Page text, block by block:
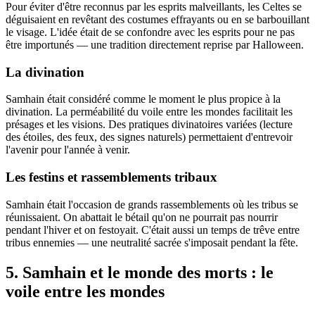
Pour éviter d'être reconnus par les esprits malveillants, les Celtes se
déguisaient en revêtant des costumes effrayants ou en se barbouillant
le visage. L'idée était de se confondre avec les esprits pour ne pas
être importunés — une tradition directement reprise par Halloween.
La divination
Samhain était considéré comme le moment le plus propice à la
divination. La perméabilité du voile entre les mondes facilitait les
présages et les visions. Des pratiques divinatoires variées (lecture
des étoiles, des feux, des signes naturels) permettaient d'entrevoir
l'avenir pour l'année à venir.
Les festins et rassemblements tribaux
Samhain était l'occasion de grands rassemblements où les tribus se
réunissaient. On abattait le bétail qu'on ne pourrait pas nourrir
pendant l'hiver et on festoyait. C'était aussi un temps de trêve entre
tribus ennemies — une neutralité sacrée s'imposait pendant la fête.
5. Samhain et le monde des morts : le
voile entre les mondes